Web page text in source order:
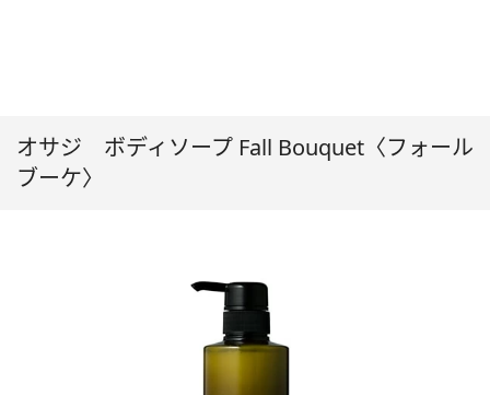
オサジ ボディソープ Fall Bouquet〈フォール
ブーケ〉